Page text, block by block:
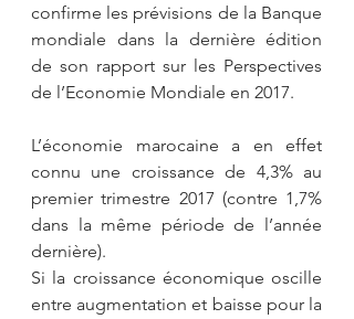
confirme les prévisions de la Banque
mondiale dans la dernière édition
de son rapport sur les Perspectives
de l’Economie Mondiale en 2017.
L’économie marocaine a en effet
connu une croissance de 4,3% au
premier trimestre 2017 (contre 1,7%
dans la même période de l’année
dernière).
Si la croissance économique oscille
entre augmentation et baisse pour la